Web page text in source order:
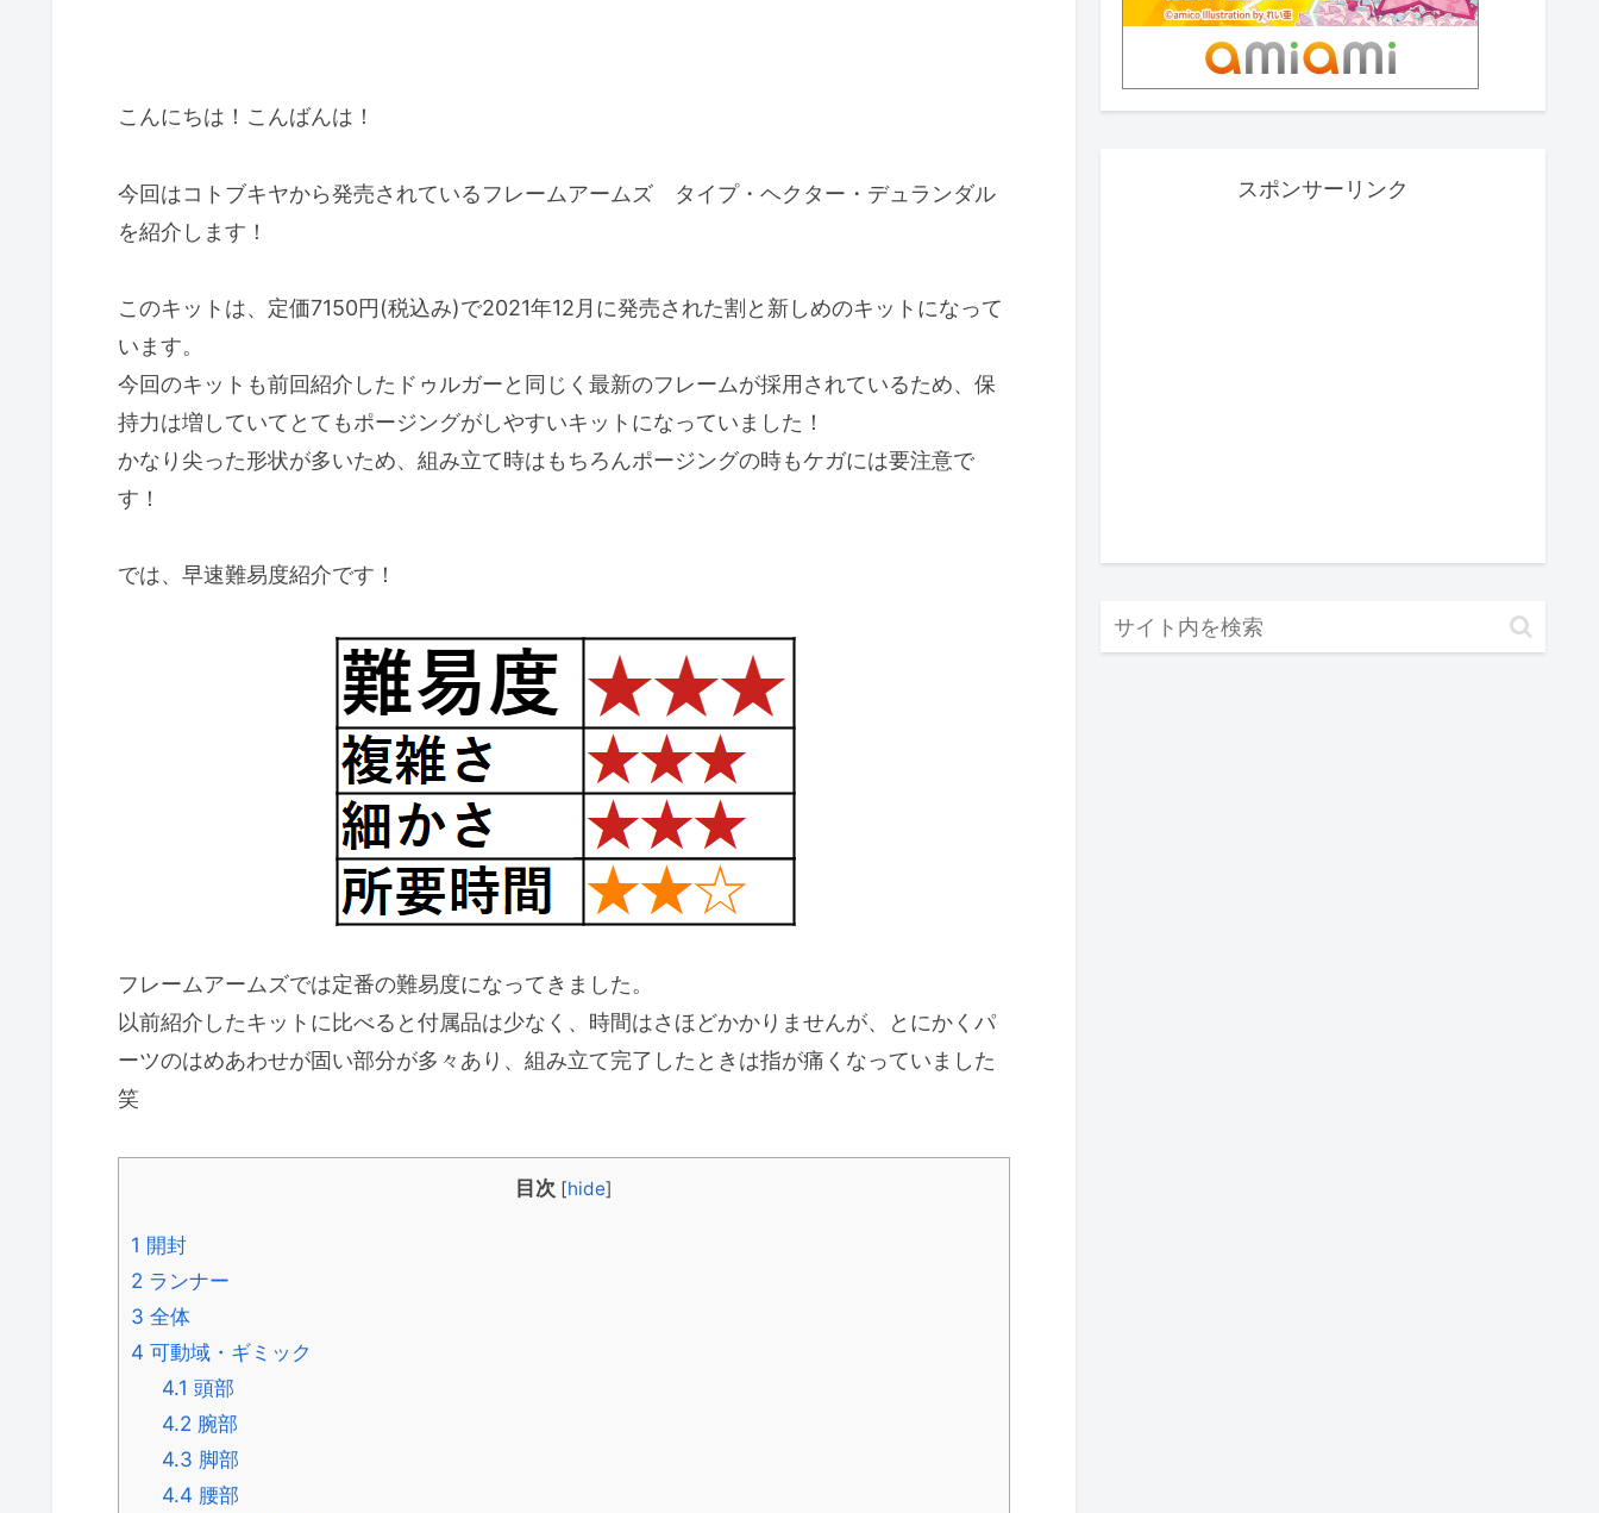
こんにちは！こんばんは！
今回はコトブキヤから発売されているフレームアームズ タイプ・ヘクター・デュランダル
を紹介します！
このキットは、定価7150円(税込み)で2021年12月に発売された割と新しめのキットになって
います。
今回のキットも前回紹介したドゥルガーと同じく最新のフレームが採用されているため、保
持力は増していてとてもポージングがしやすいキットになっていました！
かなり尖った形状が多いため、組み立て時はもちろんポージングの時もケガには要注意で
す！
では、早速難易度紹介です！
フレームアームズでは定番の難易度になってきました。
以前紹介したキットに比べると付属品は少なく、時間はさほどかかりませんが、とにかくパ
ーツのはめあわせが固い部分が多々あり、組み立て完了したときは指が痛くなっていました
笑
目次 [hide]
1 開封
2 ランナー
3 全体
4 可動域・ギミック
4.1 頭部
4.2 腕部
4.3 脚部
4.4 腰部
スポンサーリンク